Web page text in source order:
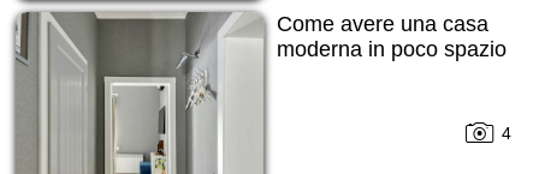
Come avere una casa
moderna in poco spazio
4